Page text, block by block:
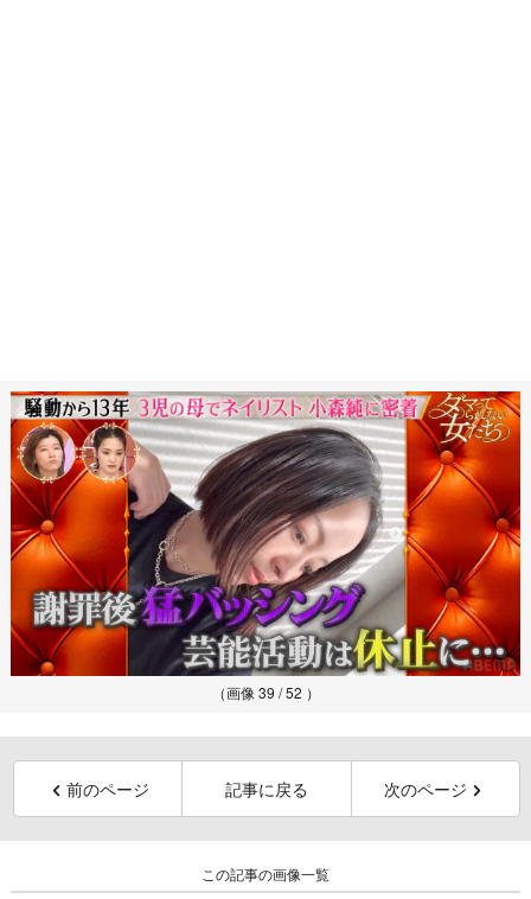
（画像 39 / 52 ）
前のページ 記事に戻る 次のページ
この記事の画像一覧